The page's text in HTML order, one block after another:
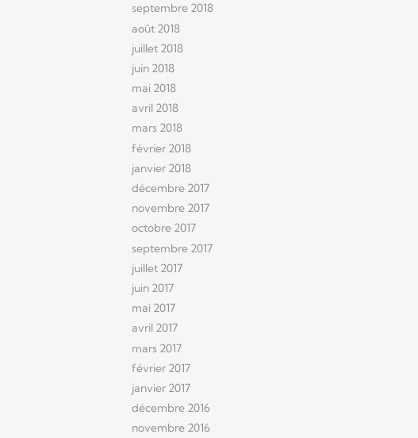
septembre 2018
août 2018
juillet 2018
juin 2018
mai 2018
avril 2018
mars 2018
février 2018
janvier 2018
décembre 2017
novembre 2017
octobre 2017
septembre 2017
juillet 2017
juin 2017
mai 2017
avril 2017
mars 2017
février 2017
janvier 2017
décembre 2016
novembre 2016